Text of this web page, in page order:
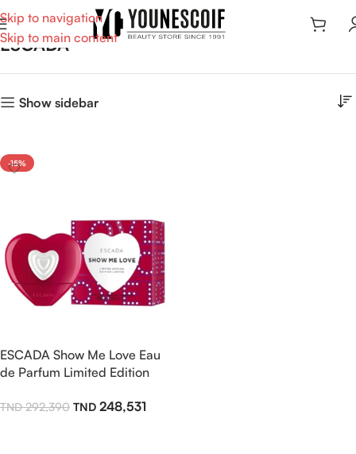
Skip to navigation
Skip to main content
ESCADA
Show sidebar
-15%
ESCADA Show Me Love Eau
de Parfum Limited Edition
292,390 248,531